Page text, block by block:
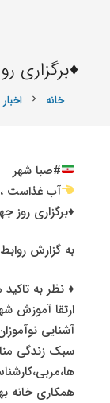
♦️برگزاری
خانه chevron_right اخبار
#صبا شهر
آب غذاست
♦️برگزاری روز
به گزارش
♦️ نظر به
ارتقا آموزش
آشنایی
سبک زندگی
همکاری خانه